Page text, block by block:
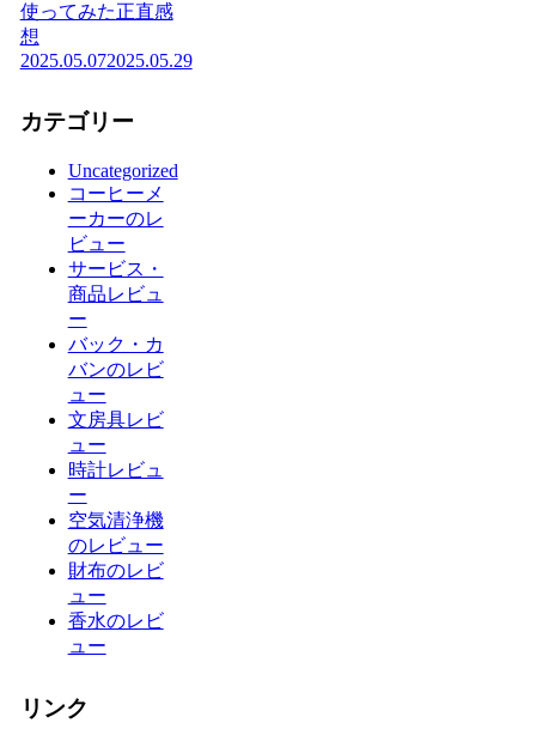
使ってみた正直感
想
2025.05.072025.05.29
カテゴリー
Uncategorized
コーヒーメ
ーカーのレ
ビュー
サービス・
商品レビュ
ー
バック・カ
バンのレビ
ュー
文房具レビ
ュー
時計レビュ
ー
空気清浄機
のレビュー
財布のレビ
ュー
香水のレビ
ュー
リンク